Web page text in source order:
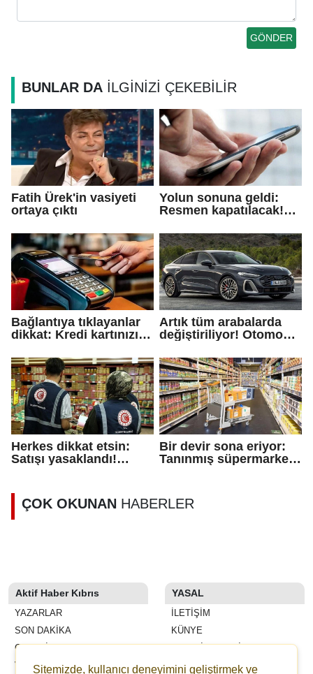
BUNLAR DA İLGİNİZİ ÇEKEBİLİR
Fatih Ürek'in vasiyeti
ortaya çıktı
Yolun sonuna geldi:
Resmen kapatılacak!
Bağlantıya tıklayanlar
dikkat: Kredi kartınızı
Artık tüm arabalarda
değiştiriliyor! Otomobil
Herkes dikkat etsin:
Satışı yasaklandı!
Bir devir sona eriyor:
Tanınmış süpermarket
ÇOK OKUNAN HABERLER
Aktif Haber Kıbrıs
YAZARLAR
SON DAKİKA
GALERİLER
VİDEOLAR
YASAL
İLETIŞIM
KÜNYE
YAYIN İLKELERI
KURALLAR
Sitemizde, kullanıcı deneyimini geliştirmek ve